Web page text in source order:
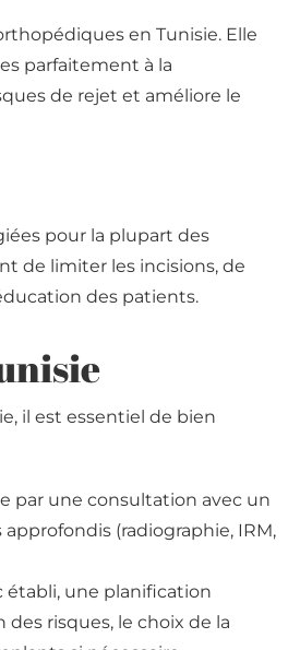
en Tunisie. Elle
parfaitement à la
de rejet et améliore le
pour la plupart des
de limiter les incisions, de
des patients.
il est essentiel de bien
par une consultation avec un
(radiographie, IRM,
établi, une planification
risques, le choix de la